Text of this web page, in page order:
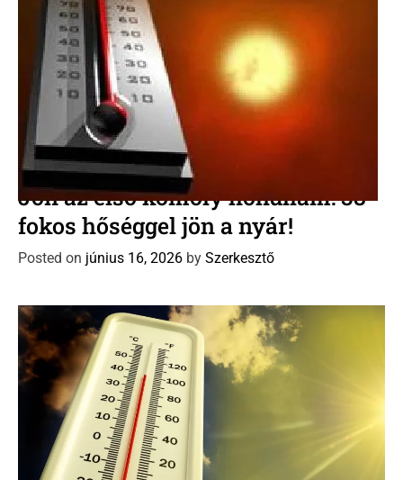
C
a
t
e
g
e
s
Időjárás előrejelzés Új Dávid naptár
Jön az első komoly hőhullám: 38
fokos hőséggel jön a nyár!
Posted on június 16, 2026 by Szerkesztő